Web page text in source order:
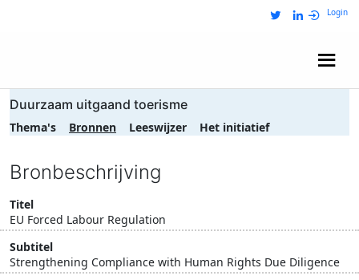
Login
Duurzaam uitgaand toerisme
Thema's Bronnen Leeswijzer Het initiatief
Bronbeschrijving
Titel
EU Forced Labour Regulation
Subtitel
Strengthening Compliance with Human Rights Due Diligence